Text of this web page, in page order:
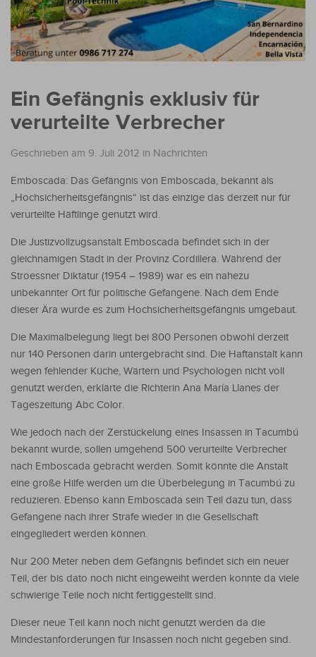
Ein Gefängnis exklusiv für
verurteilte Verbrecher
Geschrieben am 9. Juli 2012 in Nachrichten
Emboscada: Das Gefängnis von Emboscada, bekannt als
„Hochsicherheitsgefängnis“ ist das einzige das derzeit nur für
verurteilte Häftlinge genutzt wird.
Die Justizvollzugsanstalt Emboscada befindet sich in der
gleichnamigen Stadt in der Provinz Cordillera. Während der
Stroessner Diktatur (1954 – 1989) war es ein nahezu
unbekannter Ort für politische Gefangene. Nach dem Ende
dieser Ära wurde es zum Hochsicherheitsgefängnis umgebaut.
Die Maximalbelegung liegt bei 800 Personen obwohl derzeit
nur 140 Personen darin untergebracht sind. Die Haftanstalt kann
wegen fehlender Küche, Wärtern und Psychologen nicht voll
genutzt werden, erklärte die Richterin Ana María Llanes der
Tageszeitung Abc Color.
Wie jedoch nach der Zerstückelung eines Insassen in Tacumbú
bekannt wurde, sollen umgehend 500 verurteilte Verbrecher
nach Emboscada gebracht werden. Somit könnte die Anstalt
eine große Hilfe werden um die Überbelegung in Tacumbú zu
reduzieren. Ebenso kann Emboscada sein Teil dazu tun, dass
Gefangene nach ihrer Strafe wieder in die Gesellschaft
eingegliedert werden können.
Nur 200 Meter neben dem Gefängnis befindet sich ein neuer
Teil, der bis dato noch nicht eingeweiht werden konnte da viele
schwierige Teile noch nicht fertiggestellt sind.
Dieser neue Teil kann noch nicht genutzt werden da die
Mindestanforderungen für Insassen noch nicht gegeben sind.